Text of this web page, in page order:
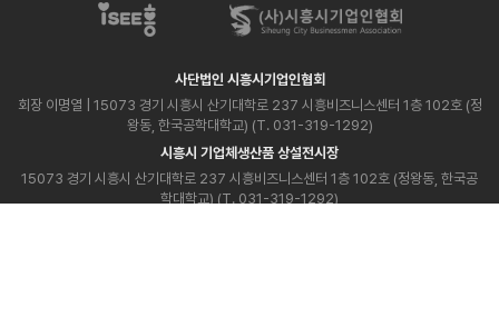
사단법인 시흥시기업인협회
회장 이명열 | 15073 경기 시흥시 산기대학로 237 시흥비즈니스센터 1층 102호 (정
왕동, 한국공학대학교) (T. 031-319-1292)
시흥시 기업체생산품 상설전시장
15073 경기 시흥시 산기대학로 237 시흥비즈니스센터 1층 102호 (정왕동, 한국공
학대학교) (T. 031-319-1292)